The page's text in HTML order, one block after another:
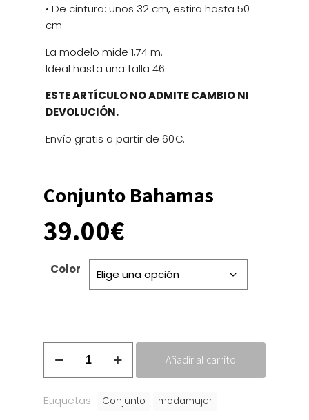
• De cintura: unos 32 cm, estira hasta 50
cm
La modelo mide 1,74 m.
Ideal hasta una talla 46.
ESTE ARTÍCULO NO ADMITE CAMBIO NI
DEVOLUCIÓN.
Envío gratis a partir de 60€.
Conjunto Bahamas
39.00€
Color
Bahamas
cantidad
Añadir al carrito
Etiquetas: Conjunto modamujer